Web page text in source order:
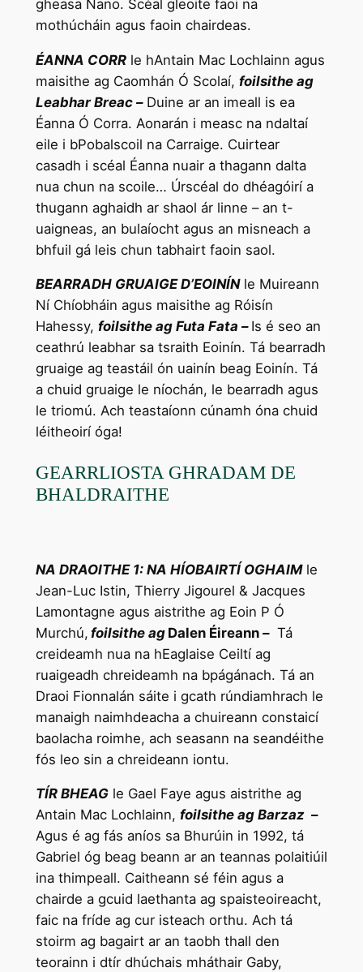
gheasa Nano. Scéal gleoite faoi na
mothúcháin agus faoin chairdeas.
ÉANNA CORRle hAntain Mac Lochlainn agus
maisithe ag Caomhán Ó Scolaí, foilsithe ag
Leabhar Breac –Duine ar an imeall is ea
Éanna Ó Corra. Aonarán i measc na ndaltaí
eile i bPobalscoil na Carraige. Cuirtear
casadh i scéal Éanna nuair a thagann dalta
nua chun na scoile… Úrscéal do dhéagóirí a
thugann aghaidh ar shaol ár linne – an t-
uaigneas, an bulaíocht agus an misneach a
bhfuil gá leis chun tabhairt faoin saol.
BEARRADH GRUAIGE D’EOINÍNle Muireann
Ní Chíobháin agus maisithe ag Róisín
Hahessy, foilsithe ag Futa Fata – Is é seo an
ceathrú leabhar sa tsraith Eoinín. Tá bearradh
gruaige ag teastáil ón uainín beag Eoinín. Tá
a chuid gruaige le níochán, le bearradh agus
le triomú. Ach teastaíonn cúnamh óna chuid
léitheoirí óga!
GEARRLIOSTA GHRADAM DE
BHALDRAITHE
NA DRAOITHE 1: NA HÍOBAIRTÍ OGHAIMle
Jean-Luc Istin, Thierry Jigourel & Jacques
Lamontagne agus aistrithe ag Eoin P Ó
Murchú, foilsithe ag Dalen Éireann –Tá
creideamh nua na hEaglaise Ceiltí ag
ruaigeadh chreideamh na bpágánach. Tá an
Draoi Fionnalán sáite i gcath rúndiamhrach le
manaigh naimhdeacha a chuireann constaicí
baolacha roimhe, ach seasann na seandéithe
fós leo sin a chreideann iontu.
TÍR BHEAGle Gael Faye agus aistrithe ag
Antain Mac Lochlainn, foilsithe ag Barzaz –
Agus é ag fás aníos sa Bhurúin in 1992, tá
Gabriel óg beag beann ar an teannas polaitiúil
ina thimpeall. Caitheann sé féin agus a
chairde a gcuid laethanta ag spaisteoireacht,
faic na fríde ag cur isteach orthu. Ach tá
stoirm ag bagairt ar an taobh thall den
teorainn i dtír dhúchais mháthair Gaby,